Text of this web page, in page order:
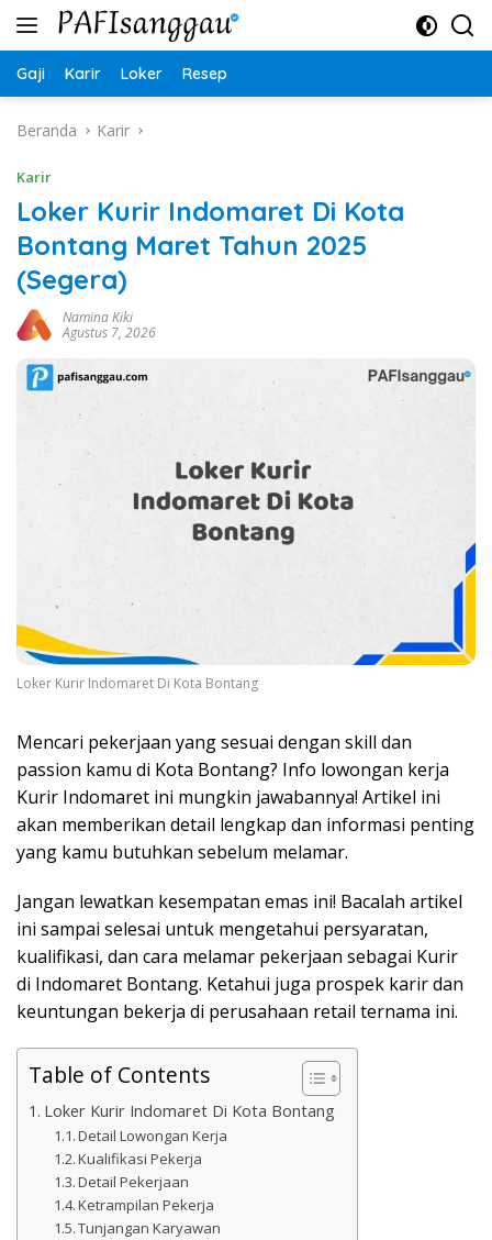
Langsung
Gaji Karir Loker Resep
Beranda Karir
Karir
Loker Kurir Indomaret Di Kota
Bontang Maret Tahun 2025
(Segera)
Namina Kiki
Agustus 7, 2026
Loker Kurir Indomaret Di Kota Bontang
Mencari pekerjaan yang sesuai dengan skill dan
passion kamu di Kota Bontang? Info lowongan kerja
Kurir Indomaret ini mungkin jawabannya! Artikel ini
akan memberikan detail lengkap dan informasi penting
yang kamu butuhkan sebelum melamar.
Jangan lewatkan kesempatan emas ini! Bacalah artikel
ini sampai selesai untuk mengetahui persyaratan,
kualifikasi, dan cara melamar pekerjaan sebagai Kurir
di Indomaret Bontang. Ketahui juga prospek karir dan
keuntungan bekerja di perusahaan retail ternama ini.
Table of Contents
Loker Kurir Indomaret Di Kota Bontang
Detail Lowongan Kerja
Kualifikasi Pekerja
Detail Pekerjaan
Ketrampilan Pekerja
Tunjangan Karyawan